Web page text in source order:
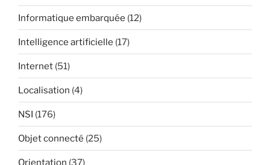
Informatique embarquée (12)
Intelligence artificielle (17)
Internet (51)
Localisation (4)
NSI (176)
Objet connecté (25)
Orientation (37)